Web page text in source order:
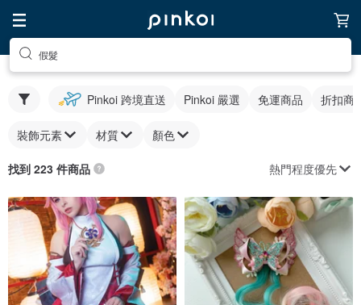
假髮
Pinkoi 跨境直送 Pinkoi 嚴選 免運商品 折扣商
裝飾元素 材質 顏色
找到 223 件商品 熱門程度優先